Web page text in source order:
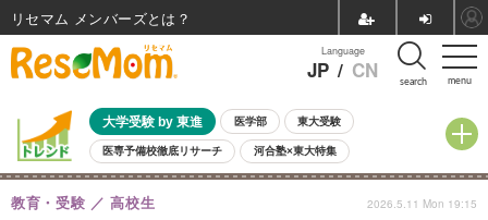
menu
Language
JP / CN search
大学受験 by 東進 医学部 東大受験
医専予備校徹底リサーチ 河合塾×東大特集
親子で考える大学選び 高校受験 中学受験 小学校受験
共通テスト 夏休み
教育・受験 高校生 2026.5.11 Mon 19:15
リセマム メンバーズ